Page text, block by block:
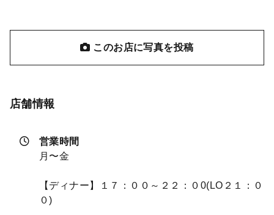
このお店に写真を投稿
店舗情報
営業時間
月〜金
【ディナー】１７：００～２２：０0(LO２１：０
０)